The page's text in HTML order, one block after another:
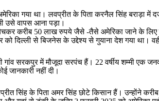
गया था। लवप्रीत के पिता करनैल सिंह बराड़ा में
उसे वापस आना पड़ा।
करीब 50 लाख रुपये जैसे -तैसे अमेरिका जाने के
को दिल्ली से बिजनेस के उद्देश्य से गुयाना देश गया था।
गांव सरकपुर में मौजूदा सरपंच हैं। 22 वर्षीय शम्मी एक
जानकारी नहीं दी।
सिंह के पिता अमर सिंह छोटे किसान हैं। उन्होंने